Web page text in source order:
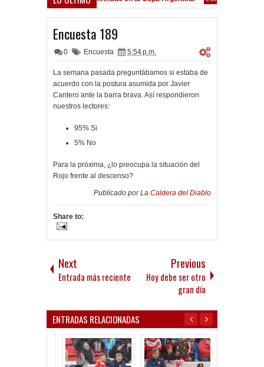
Encuesta 189
0 Encuesta 5:54 p.m.
La semana pasada preguntábamos si estaba de
acuerdo con la postura asumida por Javier
Cantero ante la barra brava. Así respondieron
nuestros lectores:
95% Si
5% No
Para la próxima, ¿lo preocupa la situación del
Rojo frente al descenso?
Publicado porLa Caldera del Diablo
Share to:
Next
Entrada más reciente
Previous
Hoy debe ser otro
gran día
ENTRADAS RELACIONADAS